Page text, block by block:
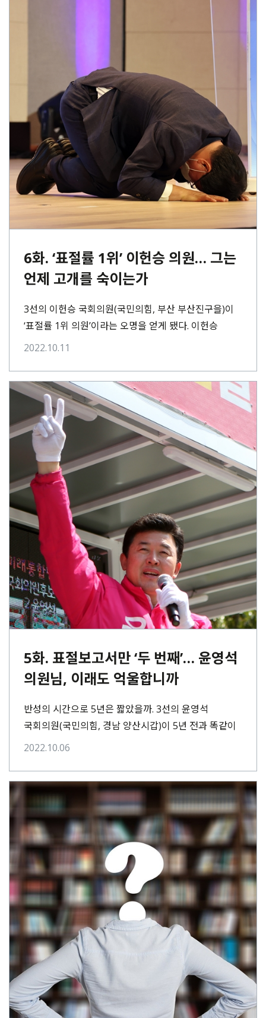
6화. ‘표절률 1위’ 이헌승 의원… 그는
언제 고개를 숙이는가
3선의 이헌승 국회의원(국민의힘, 부산 부산진구을)이
‘표절률 1위 의원’이라는 오명을 얻게 됐다. 이헌승
의원이 2021년 발간한 정책 연구용역 보고서는
2022.10.11
5화. 표절보고서만 ‘두 번째’… 윤영석
의원님, 이래도 억울합니까
반성의 시간으로 5년은 짧았을까. 3선의 윤영석
국회의원(국민의힘, 경남 양산시갑)이 5년 전과 똑같이
표절 용역보고서로 혈세 수백만 원을 낭비한 사실이
2022.10.06